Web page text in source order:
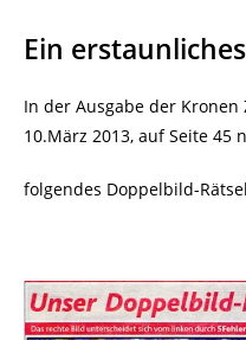
Ein
In der Ausgabe der
10.März 2013, auf Seite 45
folgendes Doppelbild-